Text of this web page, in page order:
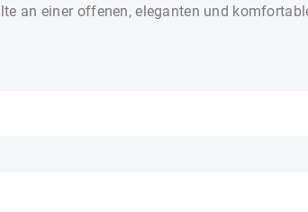
an einer offenen, eleganten und